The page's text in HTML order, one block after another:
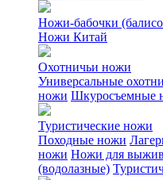
Ножи-бабочки
Ножи Китай
Охотничьи ножи
Универсальные
ножи Шкуросъемные
Туристические ножи
Походные ножи
ножи Ножи для
(водолазные)